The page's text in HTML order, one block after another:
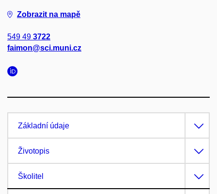
Zobrazit na mapě
549 49 3722
faimon@sci.muni.cz
Základní údaje
Životopis
Školitel